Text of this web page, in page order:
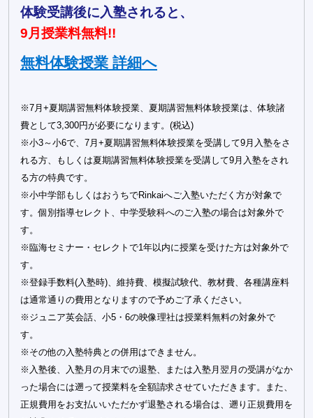
体験受講後に入塾されると、
9月授業料無料!!
無料体験授業 詳細へ
※7月+夏期講習無料体験授業、夏期講習無料体験授業は、体験諸
費として3,300円が必要になります。(税込)
※小3～小6で、7月+夏期講習無料体験授業を受講して9月入塾をさ
れる方、もしくは夏期講習無料体験授業を受講して9月入塾をされ
る方の特典です。
※小中学部もしくはおうちでRinkaiへご入塾いただく方が対象で
す。個別指導セレクト、中学受験科へのご入塾の場合は対象外で
す。
※臨海セミナー・セレクトで1年以内に授業を受けた方は対象外で
す。
※登録手数料(入塾時)、維持費、模擬試験代、教材費、各種講座料
は通常通りの費用となりますので予めご了承ください。
※ジュニア英会話、小5・6の映像理社は授業料無料の対象外で
す。
※その他の入塾特典との併用はできません。
※入塾後、入塾月の月末での退塾、または入塾月翌月の受講がなか
った場合には遡って授業料を全額請求させていただきます。また、
正規費用をお支払いいただかず退塾される場合は、遡り正規費用を